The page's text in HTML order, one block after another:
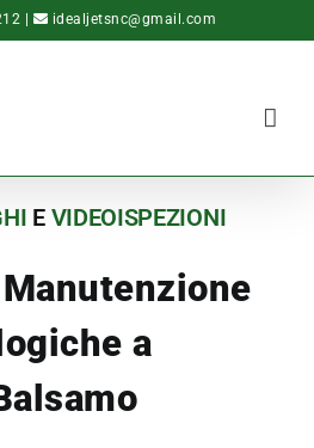
idealjetsnc@gmail.com
E VIDEOISPEZIONI
a